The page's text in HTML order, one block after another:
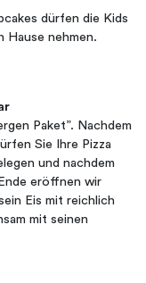
dürfen die Kids
Hause nehmen.
Paket”. Nachdem
Sie Ihre Pizza
und nachdem
eröffnen wir
Eis mit reichlich
mit seinen